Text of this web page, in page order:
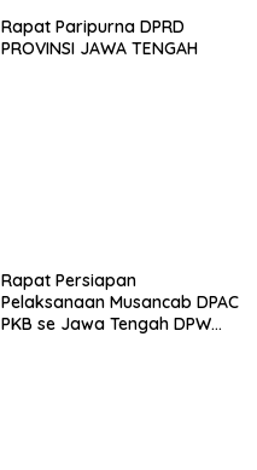
Rapat Paripurna DPRD
PROVINSI JAWA TENGAH
Rapat Persiapan
Pelaksanaan Musancab DPAC
PKB se Jawa Tengah DPW